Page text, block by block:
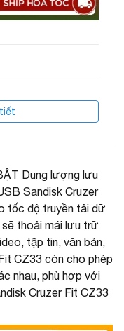
Dung lượng lưu
Sandisk Cruzer
tốc độ truyền tải dữ
sẽ thoải mái lưu trữ
tập tin, văn bản,
CZ33 còn cho phép
nhau, phù hợp với
Cruzer Fit CZ33